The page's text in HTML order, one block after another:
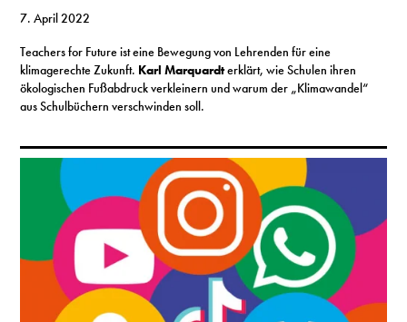
7. April 2022
Teachers for Future ist eine Bewegung von Lehrenden für eine
klimagerechte Zukunft. Karl Marquardterklärt, wie Schulen ihren
ökologischen Fußabdruck verkleinern und warum der „Klimawandel“
aus Schulbüchern verschwinden soll.